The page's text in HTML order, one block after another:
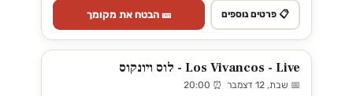
📋 פרטים נוספים 🎫 הבטח את מקומך
Los Vivancos - Live - לוס ויונקוס
📅 שבת, 12 דצמבר ⏰ 20:00